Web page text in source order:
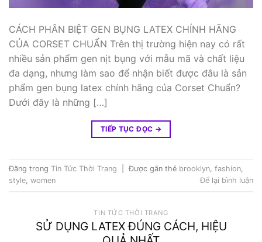
CÁCH PHÂN BIỆT GEN BỤNG LATEX CHÍNH HÃNG
CỦA CORSET CHUẨN Trên thị trường hiện nay có rất
nhiều sản phẩm gen nịt bụng với mẫu mã và chất liệu
đa dạng, nhưng làm sao để nhận biết được đâu là sản
phẩm gen bụng latex chính hãng của Corset Chuẩn?
Dưới đây là những […]
TIẾP TỤC ĐỌC →
Đăng trong Tin Tức Thời Trang Được gắn thẻ brooklyn fashion
style women Để lại bình luận
TIN TỨC THỜI TRANG
SỬ DỤNG LATEX ĐÚNG CÁCH, HIỆU